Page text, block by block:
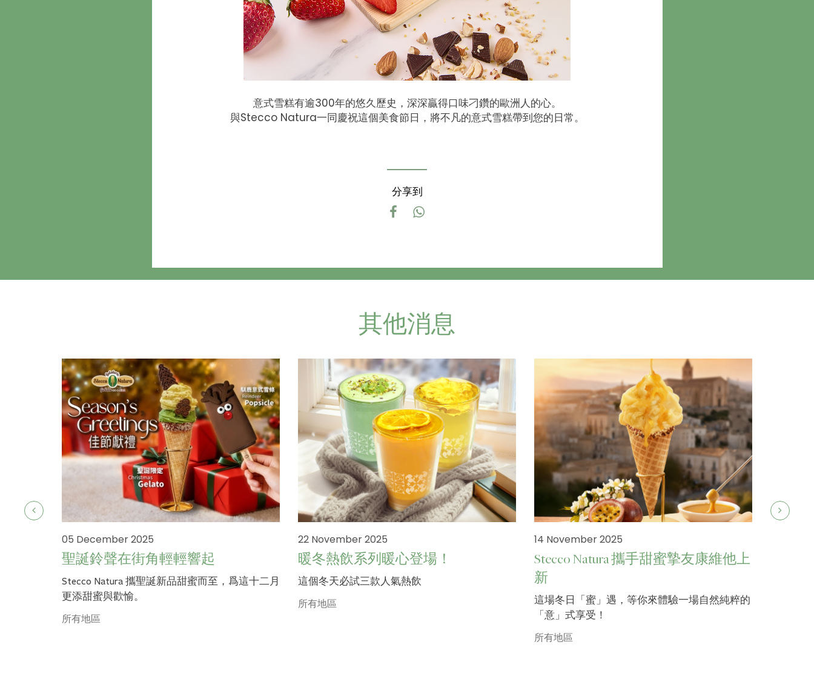
意式雪糕有逾300年的悠久歷史，深深贏得口味刁鑽的歐洲人的心。
與Stecco Natura一同慶祝這個美食節日，將不凡的意式雪糕帶到您的日常。
分享到
其他消息
05 December 2025
聖誕鈴聲在街角輕輕響起
Stecco Natura 攜聖誕新品甜蜜而至，爲這十二月
更添甜蜜與歡愉。
所有地區
22 November 2025
暖冬熱飲系列暖心登場！
這個冬天必試三款人氣熱飲
所有地區
14 November 2025
Stecco Natura 攜手甜蜜摯友康維他上
新
這場冬日「蜜」遇，等你來體驗一場自然純粹的
「意」式享受！
所有地區